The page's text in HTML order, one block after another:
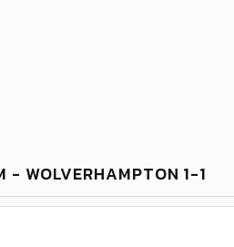
- WOLVERHAMPTON 1-1